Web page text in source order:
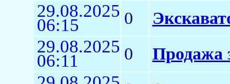
29.08.2025
06:15 0
29.08.2025
06:11 0 Продажа